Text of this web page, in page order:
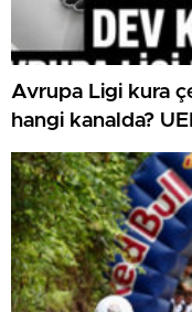
Avrupa Ligi kura
hangi kanalda?
Beşiktaş ve